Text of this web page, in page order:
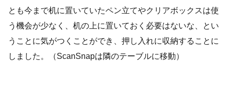
とも今まで机に置いていたペン立てやクリアボックスは使
う機会が少なく、机の上に置いておく必要はないな、とい
うことに気がつくことができ、押し入れに収納することに
しました。（ScanSnapは隣のテーブルに移動）